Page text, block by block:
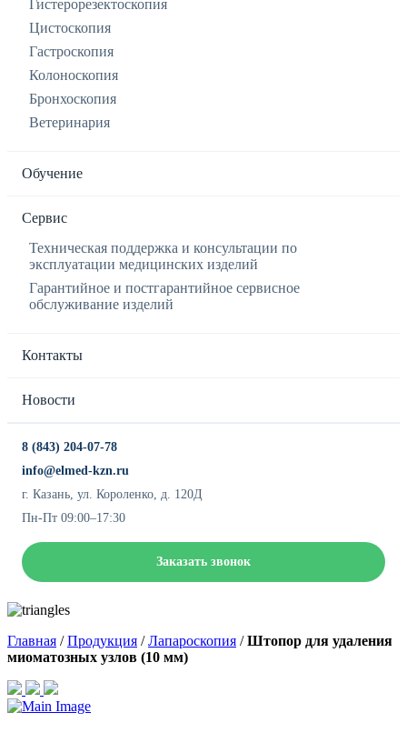
Гистерорезектоскопия
Цистоскопия
Гастроскопия
Колоноскопия
Бронхоскопия
Ветеринария
Обучение
Сервис
Техническая поддержка и консультации по
эксплуатации медицинских изделий
Гарантийное и постгарантийное сервисное
обслуживание изделий
Контакты
Новости
8 (843) 204-07-78
info@elmed-kzn.ru
г. Казань, ул. Короленко, д. 120Д
Пн-Пт 09:00–17:30
Заказать звонок
Главная /Продукция /Лапароскопия /Штопор для удаления
миоматозных узлов (10 мм)